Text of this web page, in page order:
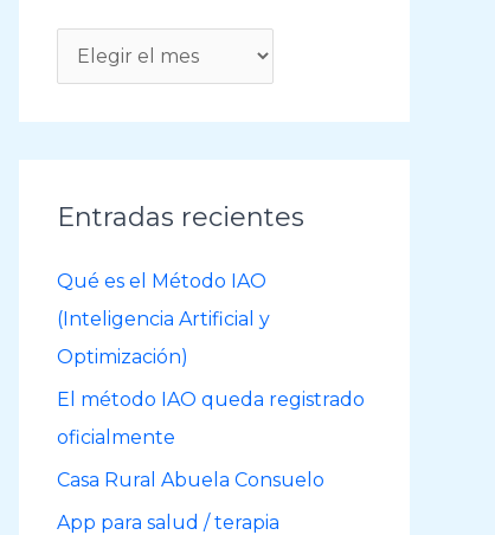
r
c
h
o
s
Entradas recientes
Qué es el Método IAO
(Inteligencia Artificial y
Optimización)
El método IAO queda registrado
oficialmente
Casa Rural Abuela Consuelo
App para salud / terapia